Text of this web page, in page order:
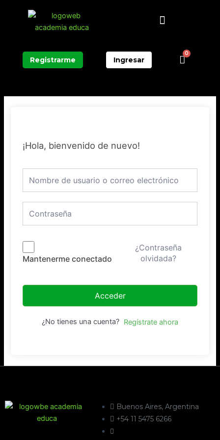
Menú
Registrarme Ingresar
0
¡Hola, bienvenido de nuevo!
Mantenerme conectado
¿Contraseña
olvidada?
Acceder
¿No tienes una cuenta? Regístrate ahora
Buenos Aires, Argentina
+54 11 5475 6266